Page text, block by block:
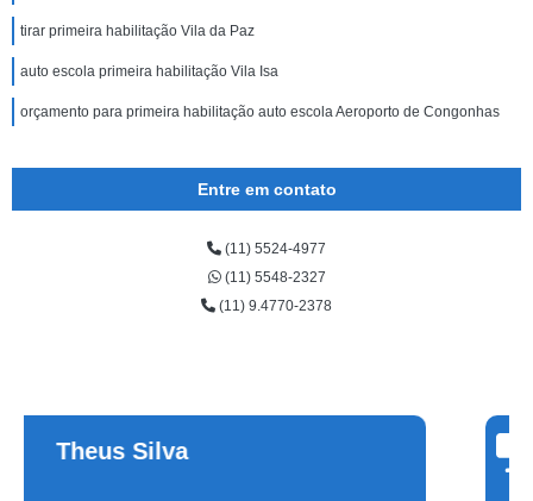
tirar primeira habilitação Vila da Paz
auto escola primeira habilitação Vila Isa
orçamento para primeira habilitação auto escola Aeroporto de Congonhas
Entre em contato
(11) 5524-4977
(11) 5548-2327
(11) 9.4770-2378